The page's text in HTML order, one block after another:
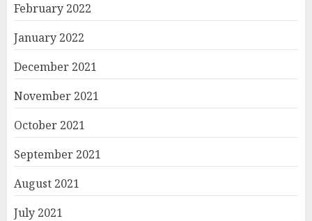
February 2022
January 2022
December 2021
November 2021
October 2021
September 2021
August 2021
July 2021